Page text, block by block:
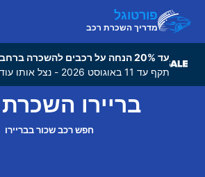
פורטוגל
מדריך השכרת רכב
עד 20% הנחה על רכבים להשכרה ברחבי העולם
תקף עד 11 באוגוסט 2026 - נצל אותו עוד היום!
בריירו
חפש רכב שכור בבריירו